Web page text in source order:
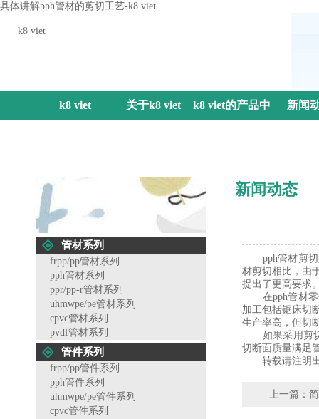
具体讲解pph管材的剪切工艺-k8 viet
k8 viet
k8 viet 关于k8 viet k8 viet的产品中 新闻
管材系列
frpp/pp管材系列
pph管材系列
ppr/pp-r管材系列
uhmwpe/pe管材系列
cpvc管材系列
pvdf管材系列
管件系列
frpp/pp管件系列
pph管件系列
uhmwpe/pe管件系列
cpvc管件系列
新闻动态
pph管材剪切
材剪切相比，由
提出了更高要求
在pph管材零
加工包括锯床切
生产率高，但切
如果采用剪切
切断面质量满足
转载请注明
上一篇：